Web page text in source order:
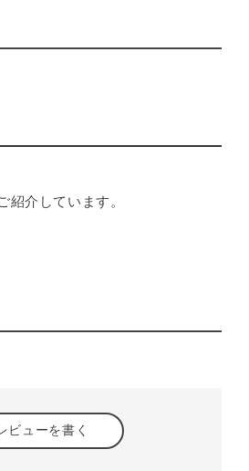
介しています。
ビューを書く